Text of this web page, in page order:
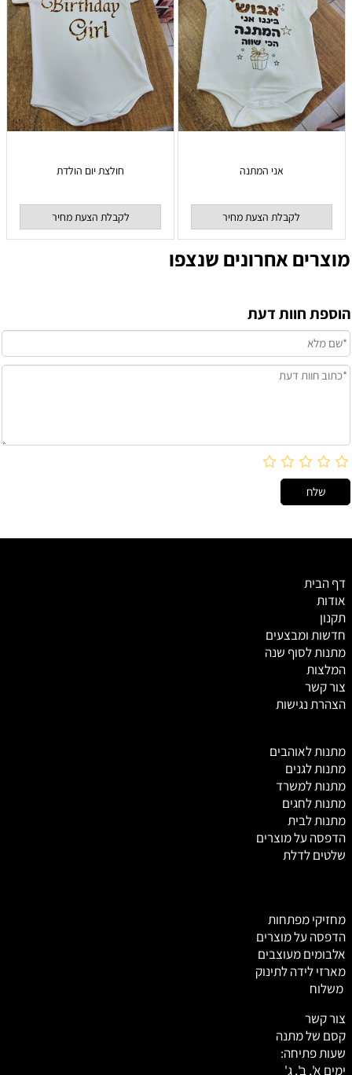
אני המתנה
לקבלת הצעת מחיר
חולצת יום הולדת
לקבלת הצעת מחיר
מוצרים אחרונים שנצפו
הוספת חוות דעת
דף הבית
אודות
תקנון
חדשות ומבצעים
מתנות לסוף שנה
המלצות
צור קשר
הצהרת נגישות
מתנות לאוהבים
מתנות לגנים
מתנות למשרד
מתנות לחגים
מתנות לבית
הדפסה על מוצרים
שלטים לדלת
מחזיקי מפתחות
הדפסה על מוצרים
אלבומים מעוצבים
מארזי לידה לתינוק
משלוח
צור קשר
קסם של מתנה
שעות פתיחה:
ימים א', ב', ג'